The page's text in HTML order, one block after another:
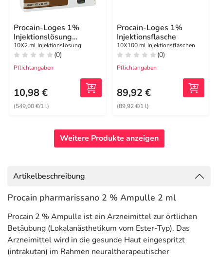
Procain-Loges 1%
Injektionslösung
Ampullen
10X2 ml Injektionslösung
(0)
Pflichtangaben
10,98 €
(549,00 €/1 l)
Procain-Loges 1%
Injektionsflasche
10X100 ml Injektionsflaschen
(0)
Pflichtangaben
89,92 €
(89,92 €/1 l)
Weitere Produkte anzeigen
Artikelbeschreibung
Procain pharmarissano 2 % Ampulle 2 ml
Procain 2 % Ampulle ist ein Arzneimittel zur örtlichen
Betäubung (Lokalanästhetikum vom Ester-Typ). Das
Arzneimittel wird in die gesunde Haut eingespritzt
(intrakutan) im Rahmen neuraltherapeutischer